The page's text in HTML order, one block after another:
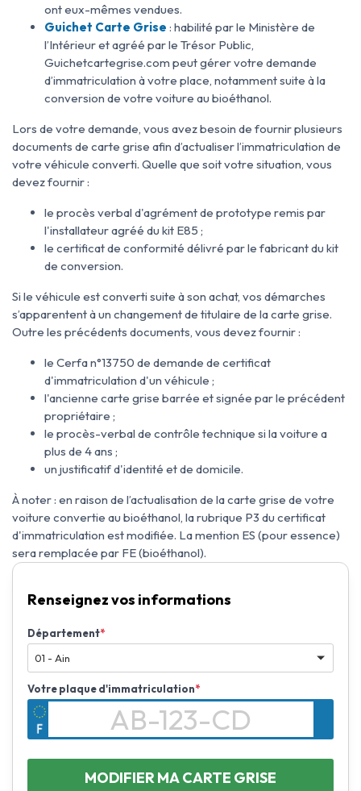
ont eux-mêmes vendues.
Guichet Carte Grise : habilité par le Ministère de
l’Intérieur et agréé par le Trésor Public,
Guichetcartegrise.com peut gérer votre demande
d’immatriculation à votre place, notamment suite à la
conversion de votre voiture au bioéthanol.
Lors de votre demande, vous avez besoin de fournir plusieurs
documents de carte grise afin d’actualiser l’immatriculation de
votre véhicule converti. Quelle que soit votre situation, vous
devez fournir :
le procès verbal d'agrément de prototype remis par
l'installateur agréé du kit E85 ;
le certificat de conformité délivré par le fabricant du kit
de conversion.
Si le véhicule est converti suite à son achat, vos démarches
s’apparentent à un changement de titulaire de la carte grise.
Outre les précédents documents, vous devez fournir :
le Cerfa n°13750 de demande de certificat
d'immatriculation d'un véhicule ;
l'ancienne carte grise barrée et signée par le précédent
propriétaire ;
le procès-verbal de contrôle technique si la voiture a
plus de 4 ans ;
un justificatif d'identité et de domicile.
À noter : en raison de l’actualisation de la carte grise de votre
voiture convertie au bioéthanol, la rubrique P3 du certificat
d'immatriculation est modifiée. La mention ES (pour essence)
sera remplacée par FE (bioéthanol).
Renseignez vos informations
Département*
01 - Ain
Votre plaque d'immatriculation*